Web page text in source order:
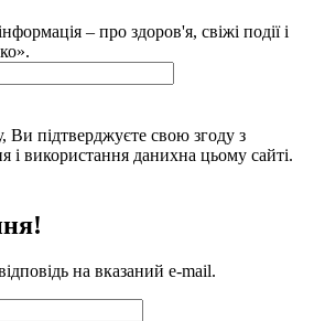
– про здоров'я, свіжі події і
підтверджуєте свою згоду з
і використання данихна цьому сайті.
на вказаний e-mail.